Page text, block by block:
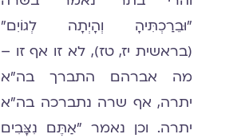
"וּבֵרַכְתִּיהָ וְהָיְתָה לְגוֹיִם"
(בראשית יז, טז), לא זו אף זו –
מה אברהם התברך בה"א
יתרה, אף שרה נתברכה בה"א
יתרה. וכן נאמר "אַתֶּם נִצָּבִים